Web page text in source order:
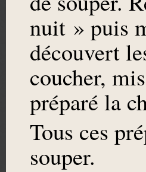
nuit » puis
découvert
coucher,
préparé la
Tous ces
souper.